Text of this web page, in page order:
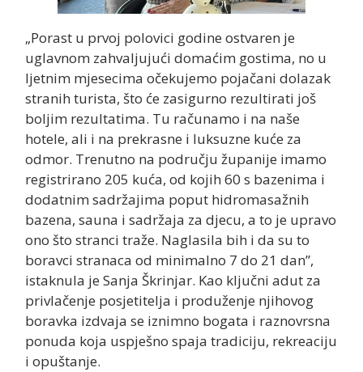
„Porast u prvoj polovici godine ostvaren je
uglavnom zahvaljujući domaćim gostima, no u
ljetnim mjesecima očekujemo pojačani dolazak
stranih turista, što će zasigurno rezultirati još
boljim rezultatima. Tu računamo i na naše
hotele, ali i na prekrasne i luksuzne kuće za
odmor. Trenutno na području županije imamo
registrirano 205 kuća, od kojih 60 s bazenima i
dodatnim sadržajima poput hidromasažnih
bazena, sauna i sadržaja za djecu, a to je upravo
ono što stranci traže. Naglasila bih i da su to
boravci stranaca od minimalno 7 do 21 dan”,
istaknula je Sanja Škrinjar. Kao ključni adut za
privlačenje posjetitelja i produženje njihovog
boravka izdvaja se iznimno bogata i raznovrsna
ponuda koja uspješno spaja tradiciju, rekreaciju
i opuštanje.